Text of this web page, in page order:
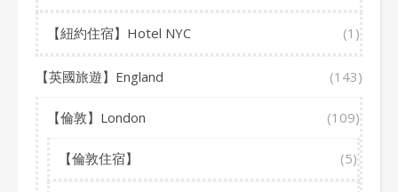
【紐約住宿】Hotel NYC (1)
【英國旅遊】England (143)
【倫敦】London (109)
【倫敦住宿】 (5)